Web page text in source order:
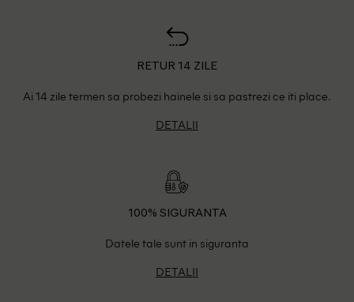
RETUR 14 ZILE
Ai 14 zile termen sa probezi hainele si sa pastrezi ce iti place.
DETALII
100% SIGURANTA
Datele tale sunt in siguranta
DETALII